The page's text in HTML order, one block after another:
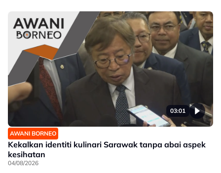
03:01
AWANI BORNEO
Kekalkan identiti kulinari Sarawak tanpa abai aspek
kesihatan
04/08/2026